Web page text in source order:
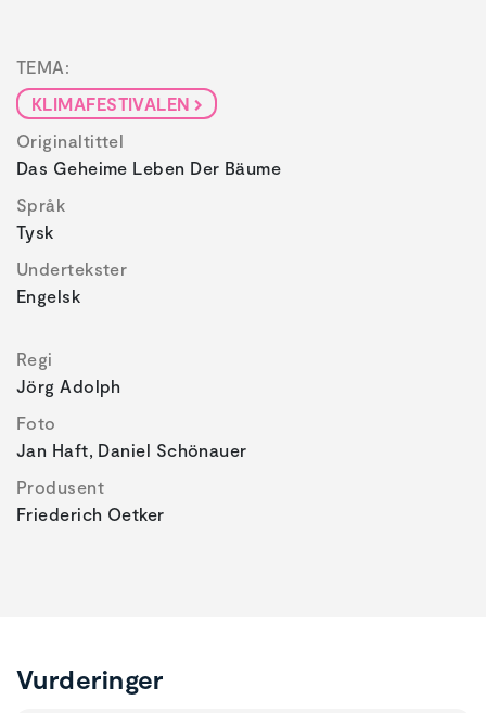
TEMA:
KLIMAFESTIVALEN
Originaltittel
Das Geheime Leben Der Bäume
Språk
Tysk
Undertekster
Engelsk
Regi
Jörg Adolph
Foto
Jan Haft, Daniel Schönauer
Produsent
Friederich Oetker
Vurderinger